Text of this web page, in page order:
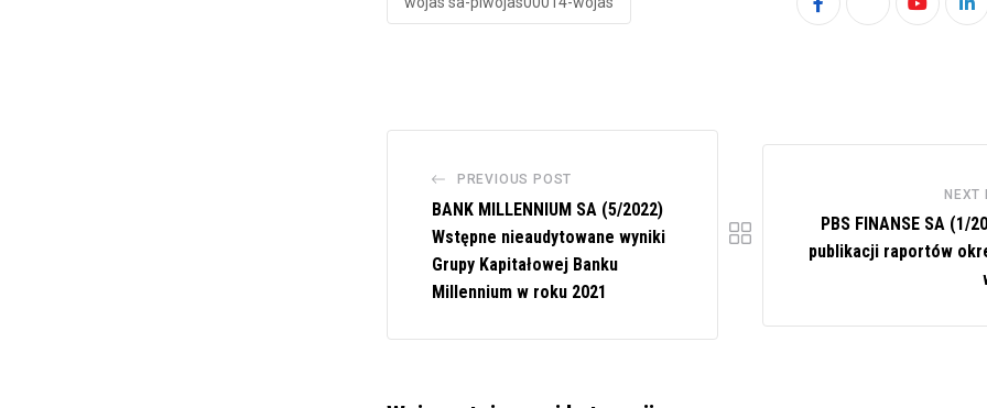
Youtube
PREVIOUS POST
BANK MILLENNIUM SA (5/2022)
Wstępne nieaudytowane wyniki
Grupy Kapitałowej Banku
Millennium w roku 2021
NEXT
PBS FINANSE SA (1/
publikacji raportów